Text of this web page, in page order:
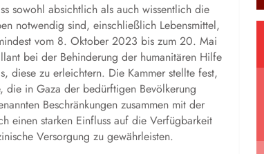
sowohl absichtlich als auch wissentlich die
notwendig sind, einschließlich Lebensmittel,
vom 8. Oktober 2023 bis zum 20. Mai
bei der Behinderung der humanitären Hilfe
diese zu erleichtern. Die Kammer stellte fest,
die in Gaza der bedürftigen Bevölkerung
Beschränkungen zusammen mit der
einen starken Einfluss auf die Verfügbarkeit
Versorgung zu gewährleisten.